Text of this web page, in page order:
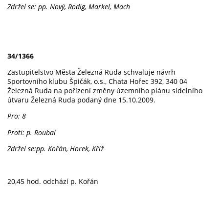
Zdržel se: pp. Nový, Rodig, Markel, Mach
34/1366
Zastupitelstvo Města Železná Ruda schvaluje návrh
Sportovního klubu Špičák, o.s., Chata Hořec 392, 340 04
Železná Ruda na pořízení změny územního plánu sídelního
útvaru Železná Ruda podaný dne 15.10.2009.
Pro: 8
Proti: p. Roubal
Zdržel se:pp. Kořán, Horek, Kříž
20,45 hod. odchází p. Kořán